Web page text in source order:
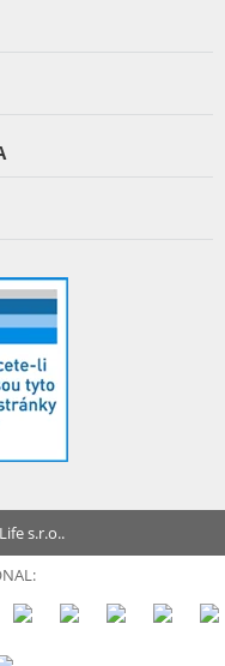
s.r.o..